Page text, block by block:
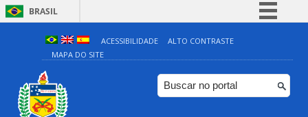
BRASIL
Simplifique!
Comunica BR
Participe
ACESSIBILIDADE
ALTO CONTRASTE
MAPA DO SITE